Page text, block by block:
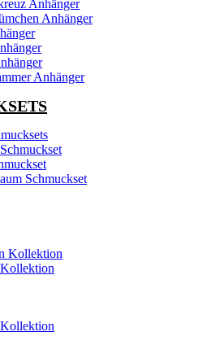
Anhänger
Anhänger
Anhänger
Schmuckset
Kollektion